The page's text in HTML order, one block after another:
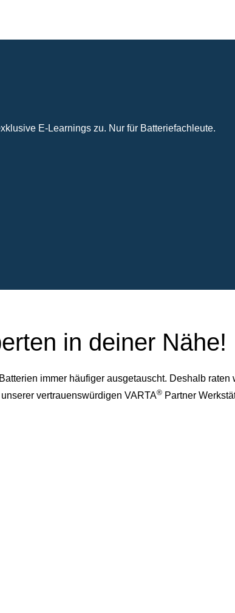
E-Learnings zu. Nur für Batteriefachleute.
in deiner Nähe!
immer häufiger ausgetauscht. Deshalb
vertrauenswürdigen VARTA® Partner